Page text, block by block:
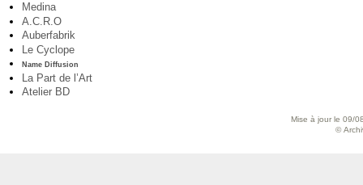
Medina
A.C.R.O
Auberfabrik
Le Cyclope
Name Diffusion
La Part de l’Art
Atelier BD
Mise à jour le 09/
©